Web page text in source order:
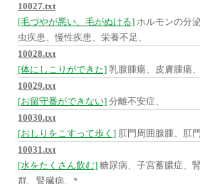
10027.txt
[毛づやが悪い、毛がぬける] ホルモンの分
虫疾患、慢性疾患、栄養不足、
10028.txt
[体にしこりができた] 乳腺腫瘍、皮膚腫瘍
10029.txt
[お留守番ができない] 分離不安症、
10030.txt
[おしりをこすって歩く] 肛門周囲腺腫、肛門
10031.txt
[水をたくさん飲む] 糖尿病、子宮蓄膿症、
群、腎臓病、*